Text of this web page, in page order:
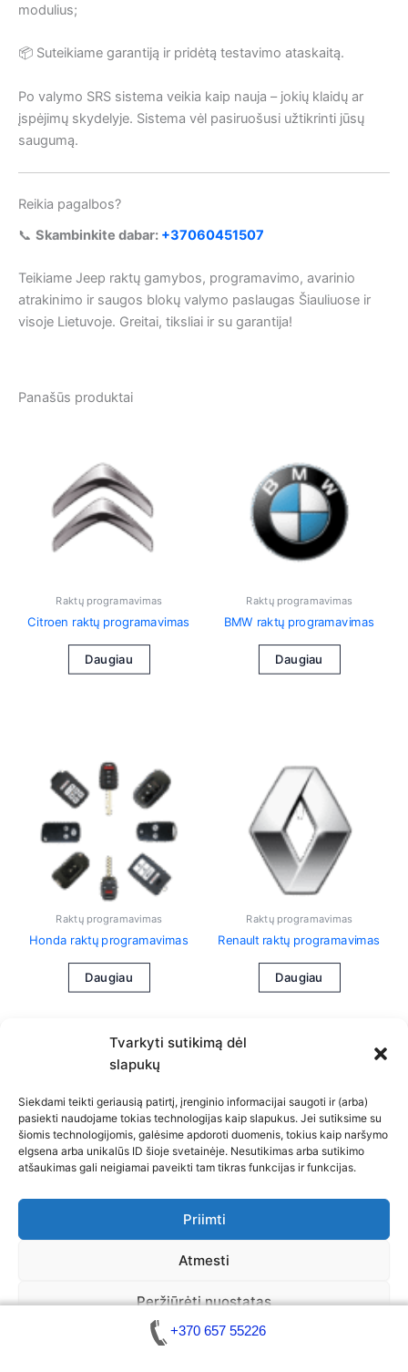
Tvarkyti sutikimą dėl
slapukų
Siekdami teikti geriausią patirtį, įrenginio informacijai saugoti ir (arba)
pasiekti naudojame tokias technologijas kaip slapukus. Jei sutiksime su
šiomis technologijomis, galėsime apdoroti duomenis, tokius kaip naršymo
elgsena arba unikalūs ID šioje svetainėje. Nesutikimas arba sutikimo
atšaukimas gali neigiamai paveikti tam tikras funkcijas ir funkcijas.
Priimti
Atmesti
Peržiūrėti nuostatas
Bendra kontaktinė informacija
modulius;
📦 Suteikiame garantiją ir pridėtą testavimo ataskaitą.
Po valymo SRS sistema veikia kaip nauja – jokių klaidų ar
įspėjimų skydelyje. Sistema vėl pasiruošusi užtikrinti jūsų
saugumą.
Reikia pagalbos?
📞 Skambinkite dabar: +37060451507
Teikiame Jeep raktų gamybos, programavimo, avarinio
atrakinimo ir saugos blokų valymo paslaugas Šiauliuose ir
visoje Lietuvoje. Greitai, tiksliai ir su garantija!
Panašūs produktai
Raktų programavimas
Citroen raktų programavimas
Daugiau
Raktų programavimas
BMW raktų programavimas
Daugiau
Raktų programavimas
Honda raktų programavimas
Daugiau
Raktų programavimas
Renault raktų programavimas
Daugiau
Privatumo politika
Slapukų politika (ES)
Bendra kontaktinė informacija
Kontaktai
Copyright © 2026 Automobilių atrakinimas / Raktų gamyba
+370 657 55226